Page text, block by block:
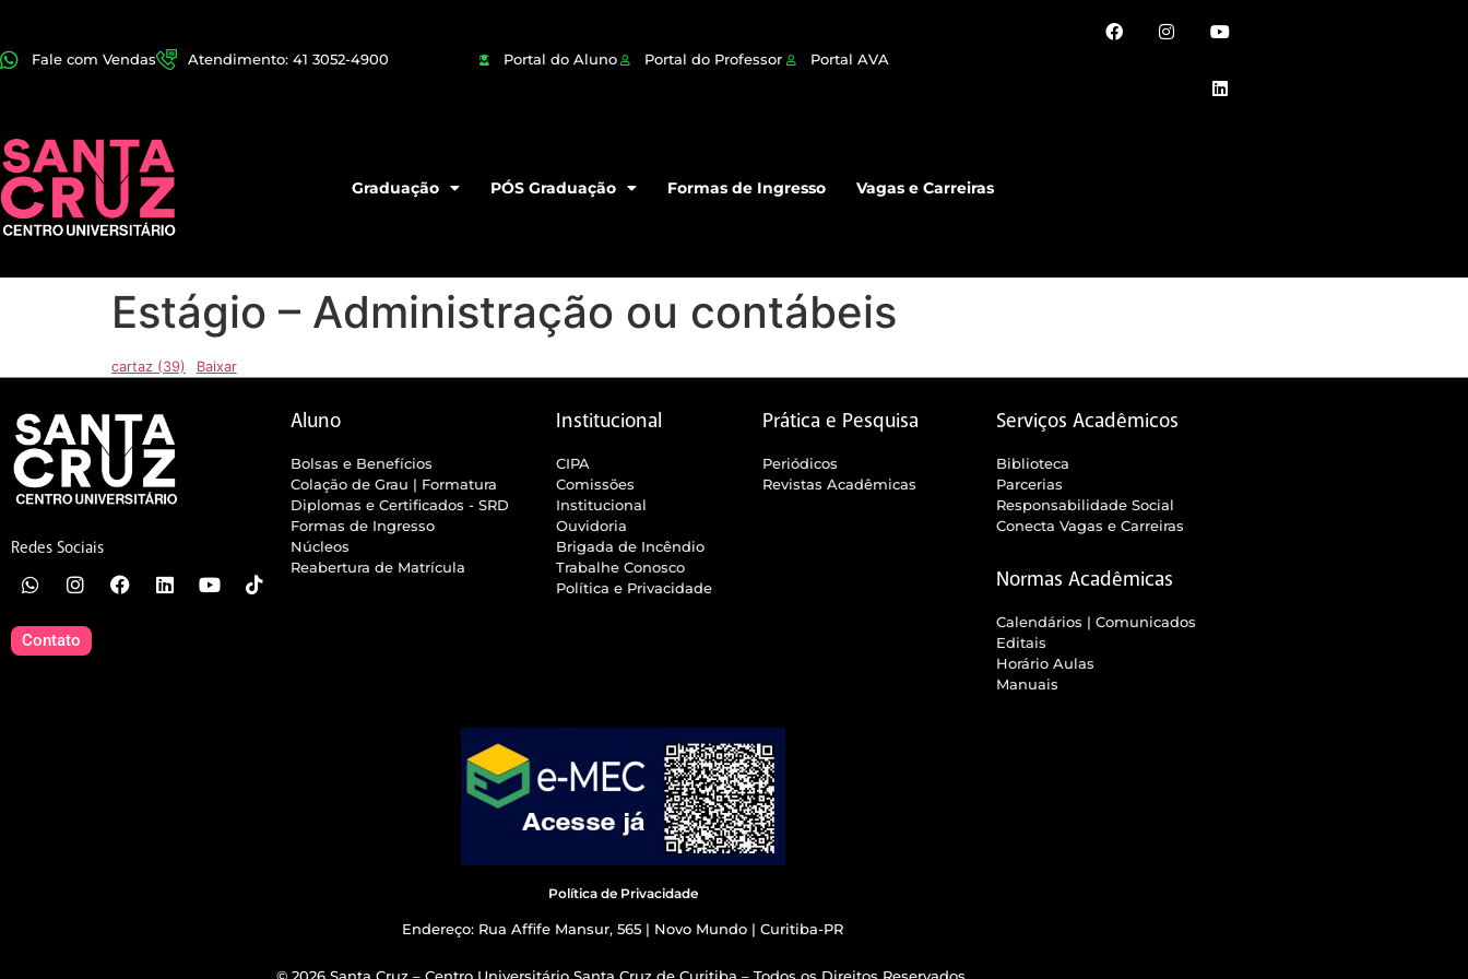
Fale com Vendas Atendimento: 41 3052-4900 Portal do Aluno Portal do Professor Portal AVA
Graduação PÓS Graduação Formas de Ingresso Vagas e Carreiras
Estágio – Administração ou contábeis
cartaz (39) Baixar
Redes Sociais
Contato
Aluno
Bolsas e Benefícios
Colação de Grau | Formatura
Diplomas e Certificados - SRD
Formas de Ingresso
Núcleos
Reabertura de Matrícula
Institucional
CIPA
Comissões
Institucional
Ouvidoria
Brigada de Incêndio
Trabalhe Conosco
Política e Privacidade
Prática e Pesquisa
Periódicos
Revistas Acadêmicas
Serviços Acadêmicos
Biblioteca
Parcerias
Responsabilidade Social
Conecta Vagas e Carreiras
Normas Acadêmicas
Calendários | Comunicados
Editais
Horário Aulas
Manuais
Política de Privacidade
Endereço: Rua Affife Mansur, 565 | Novo Mundo | Curitiba-PR